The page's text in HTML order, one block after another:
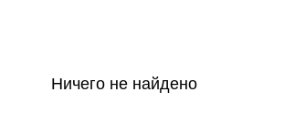
Ничего не найдено